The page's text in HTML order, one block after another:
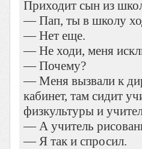
Приходит сын из
— Пап, ты в школу
— Нет еще.
— Не ходи, меня
— Почему?
— Меня вызвали к
кабинет, там сидит
физкультуры и
— А учитель
— Я так и спросил.